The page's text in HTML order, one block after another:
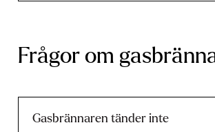
Frågor om
Gasbrännaren tänder inte